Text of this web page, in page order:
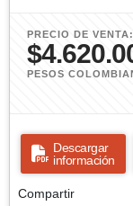
PRECIO DE VENTA:
PESOS
Descargar
información
Compartir